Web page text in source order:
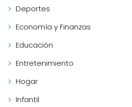
Deportes
Economía y Finanzas
Educación
Entretenimiento
Hogar
Infantil